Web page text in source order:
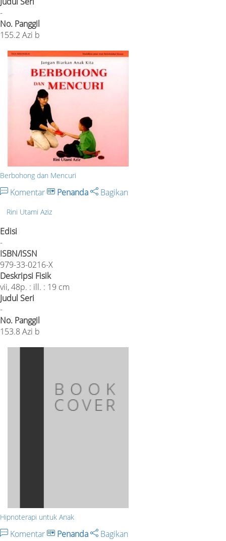
-
No. Panggil
155.2 Azi b
Berbohong dan Mencuri
Komentar Penanda Bagikan
Rini Utami Aziz
Edisi
-
ISBN/ISSN
979-33-0216-X
Deskripsi Fisik
vii, 48p. : ill. : 19 cm
Judul Seri
-
No. Panggil
153.8 Azi b
Hipnoterapi untuk Anak
Komentar Penanda Bagikan